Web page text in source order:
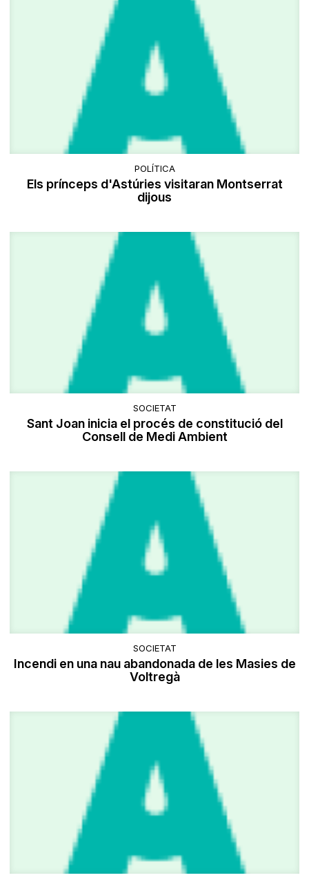
POLÍTICA
Els prínceps d'Astúries visitaran Montserrat
dijous
SOCIETAT
Sant Joan inicia el procés de constitució del
Consell de Medi Ambient
SOCIETAT
Incendi en una nau abandonada de les Masies de
Voltregà